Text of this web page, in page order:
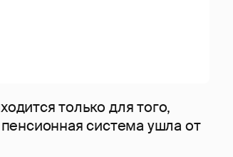
только для того,
система ушла от